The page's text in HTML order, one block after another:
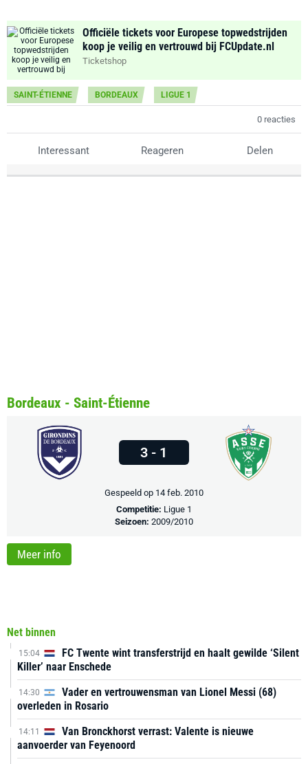
Officiële tickets voor Europese topwedstrijden
koop je veilig en vertrouwd bij FCUpdate.nl
Ticketshop
SAINT-ÉTIENNE BORDEAUX LIGUE 1
0 reacties
Interessant Reageren Delen
Net binnen
15:04
FC Twente wint transferstrijd en haalt gewilde ‘Silent
Killer’ naar Enschede
14:30
Vader en vertrouwensman van Lionel Messi (68)
overleden in Rosario
14:11
Van Bronckhorst verrast: Valente is nieuwe
aanvoerder van Feyenoord
Bordeaux - Saint-Étienne
3 - 1
Gespeeld op 14 feb. 2010
Competitie: Ligue 1
Seizoen: 2009/2010
Meer info